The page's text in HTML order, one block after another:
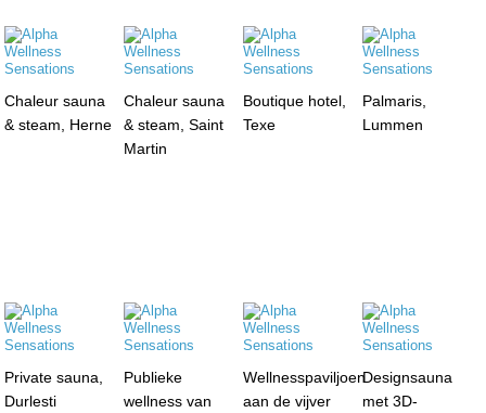
Chaleur sauna
& steam, Herne
Chaleur sauna
& steam, Saint
Martin
Boutique hotel,
Texe
Palmaris,
Lummen
Private sauna,
Durlesti
Publieke
wellness van
Wellnesspaviljoen
aan de vijver
Designsauna
met 3D-